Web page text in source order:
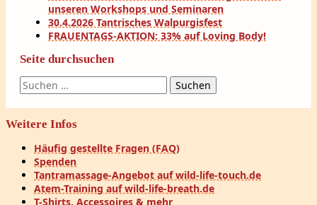
unseren Workshops und Seminaren
30.4.2026 Tantrisches Walpurgisfest
FRAUENTAGS-AKTION: 33% auf Loving Body!
Seite durchsuchen
Suchen
nach:
Weitere Infos
Häufig gestellte Fragen (FAQ)
Spenden
Tantramassage-Angebot auf wild-life-touch.de
Atem-Training auf wild-life-breath.de
T-Shirts, Accessoires & mehr